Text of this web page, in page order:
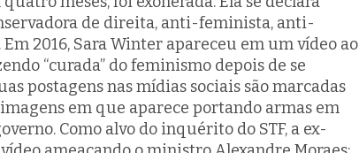
de direita, anti-feminista, anti-
2016, Sara Winter apareceu em um vídeo ao
“curada” do feminismo depois de se
postagens nas mídias sociais são marcadas
em que aparece portando armas em
Como alvo do inquérito do STF, a ex-